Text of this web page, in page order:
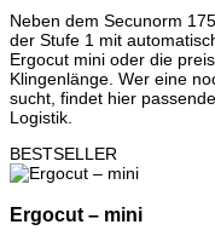
Neben dem Secunorm
der Stufe 1 mit
Ergocut mini oder die
Klingenlänge. Wer eine
sucht, findet hier
Logistik.
BESTSELLER
Ergocut – mini